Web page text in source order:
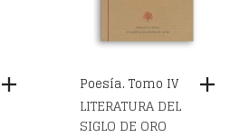
Poesía. Tomo IV
LITERATURA DEL
SIGLO DE ORO